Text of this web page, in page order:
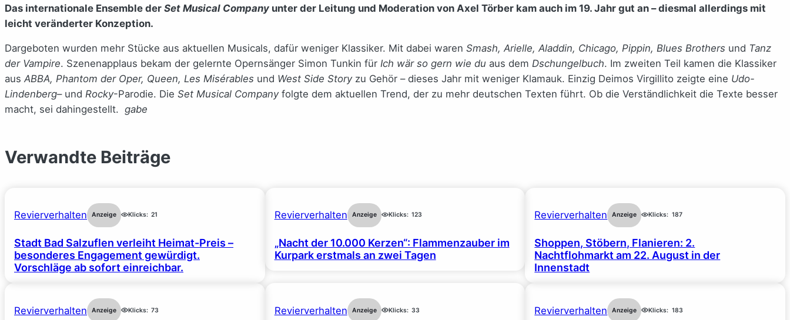
Das internationale Ensemble der Set Musical Company unter der Leitung und Moderation von Axel Törber kam auch im 19. Jahr gut an – diesmal allerdings mit
leicht veränderter Konzeption.
Dargeboten wurden mehr Stücke aus aktuellen Musicals, dafür weniger Klassiker. Mit dabei waren Smash, Arielle, Aladdin, Chicago, Pippin, Blues Brothers und Tanz
der Vampire. Szenenapplaus bekam der gelernte Opernsänger Simon Tunkin für Ich wär so gern wie du aus dem Dschungelbuch. Im zweiten Teil kamen die Klassiker
aus ABBA, Phantom der Oper, Queen, Les Misérables und West Side Storyzu Gehör – dieses Jahr mit weniger Klamauk. Einzig Deimos Virgillito zeigte eine Udo-
Lindenberg– und Rocky-Parodie. Die Set Musical Companyfolgte dem aktuellen Trend, der zu mehr deutschen Texten führt. Ob die Verständlichkeit die Texte besser
macht, sei dahingestellt. gabe
Verwandte Beiträge
Revierverhalten Anzeige Klicks: 21
Stadt Bad Salzuflen verleiht Heimat-Preis –
besonderes Engagement gewürdigt.
Vorschläge ab sofort einreichbar.
Revierverhalten Anzeige Klicks: 123
„Nacht der 10.000 Kerzen“: Flammenzauber im
Kurpark erstmals an zwei Tagen
Revierverhalten Anzeige Klicks: 187
Shoppen, Stöbern, Flanieren: 2.
Nachtflohmarkt am 22. August in der
Innenstadt
Revierverhalten Anzeige Klicks: 73 Revierverhalten Anzeige Klicks: 33 Revierverhalten Anzeige Klicks: 183